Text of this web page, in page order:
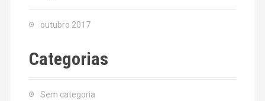
outubro 2017
Categorias
Sem categoria